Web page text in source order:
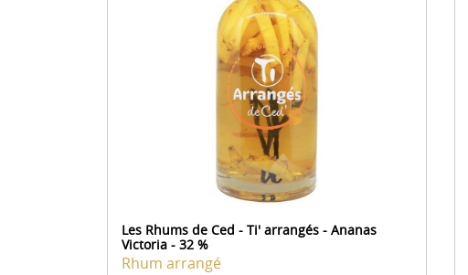
Les Rhums de Ced - Ti' arrangés - Ananas
Victoria - 32 %
Rhum arrangé